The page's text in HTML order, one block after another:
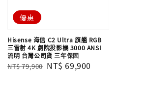
優惠
Hisense 海信 C2 Ultra 旗艦 RGB
三雷射 4K 劇院投影機 3000 ANSI
流明 台灣公司貨 三年保固
Regular
NT$ 79,900 Sale
NT$ 69,900